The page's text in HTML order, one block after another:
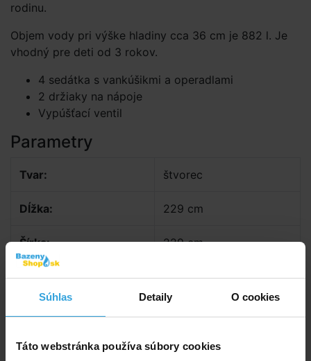
Súhlas Detaily O cookies
Táto webstránka používa súbory cookies
rodinu.
Objem vody pri výške hladiny cca 36 cm je 882 l. Je
vhodný pre deti od 3 rokov.
4 sedátka s vankúšikmi a operadlami
2 držiaky na nápoje
Vypúšťací ventil
Parametry
Tvar: štvorec
Dĺžka: 229 cm
Šírka: 229 cm
Výška: 66 cm
Objem: 882 l